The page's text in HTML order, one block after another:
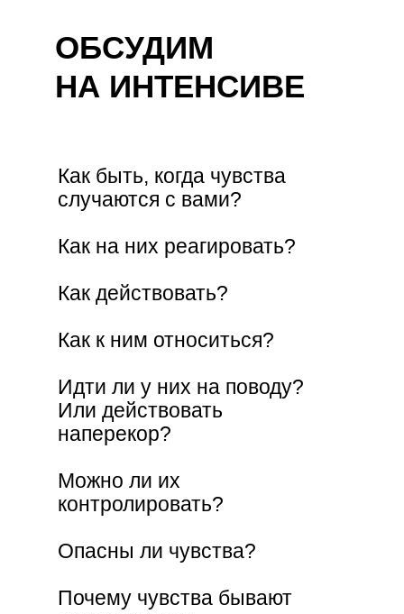
Как быть, когда чувства
случаются с вами?
Как на них реагировать?
Как действовать?
Как к ним относиться?
Идти ли у них на поводу?
Или действовать
наперекор?
Можно ли их
контролировать?
Опасны ли чувства?
Почему чувства бывают
ОБСУДИМ
НА ИНТЕНСИВЕ